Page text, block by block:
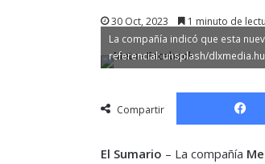
30 Oct, 2023 1 minuto de
La compañía indicó que esta
referencial: unsplash/
Compartir
El Sumario – La compañía